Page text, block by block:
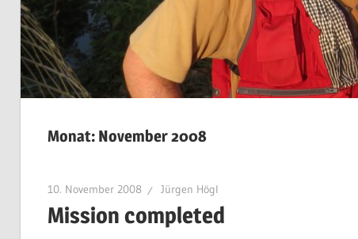
Monat: November 2008
10. November 2008 Jürgen Högl
Mission completed